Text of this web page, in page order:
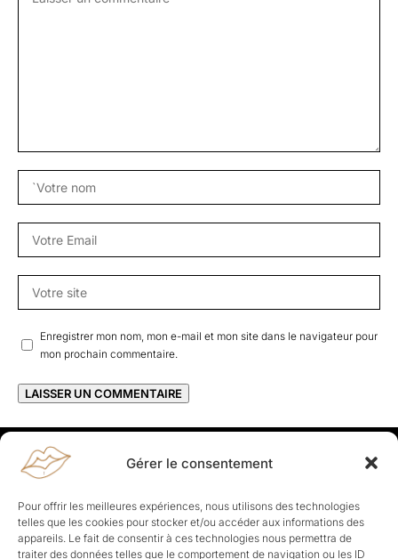
Gérer le consentement
Pour offrir les meilleures expériences, nous utilisons des technologies
telles que les cookies pour stocker et/ou accéder aux informations des
appareils. Le fait de consentir à ces technologies nous permettra de
traiter des données telles que le comportement de navigation ou les ID
Enregistrer mon nom, mon e-mail et mon site dans le navigateur pour
mon prochain commentaire.
Rapporteuses
À propos de Rapporteuses :Rapporteuses, c’est l’histoire de
Parisiennes, bien dans leurs baskets qui aiment rapporter ce qui leur
cause, leur apporte et leur rapporte !